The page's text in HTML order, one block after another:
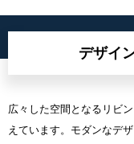
デザイ
広々した空間となるリビ
えています。モダンなデ